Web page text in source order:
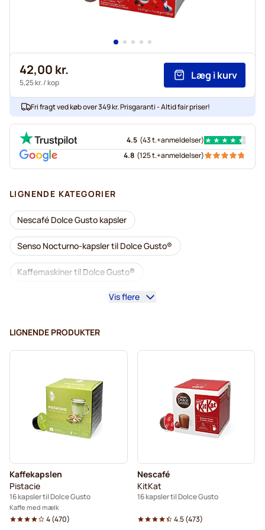
42,00 kr.
5,25 kr./ kop
Læg i kurv
Fri fragt ved køb over 349 kr. Prisgaranti - Altid fair priser!
4.5 (43 t.+anmeldelser)
4.8 (125 t.+anmeldelser)
LIGNENDE KATEGORIER
Nescafé Dolce Gusto kapsler
Senso Nocturno-kapsler til Dolce Gusto®
Kaffemaskiner til Dolce Gusto®
Tilbehør til Dolce Gusto®
Afkalkning og plejeprodukter til Dolce Gusto
Segafredo kaffekapsler til Dolce Gusto®
Café René kaffekapsler til Dolce Gusto®
Caffè Borbone til Dolce Gusto
Kapsler til Dolce Gusto®
Gimoka kapsler til Dolce Gusto®
Vis flere
LIGNENDE PRODUKTER
Kaffekapslen
Pistacie
16 kapsler til Dolce Gusto
Kaffe med mælk
4(470)
Nescafé
KitKat
16 kapsler til Dolce Gusto
4.5(473)